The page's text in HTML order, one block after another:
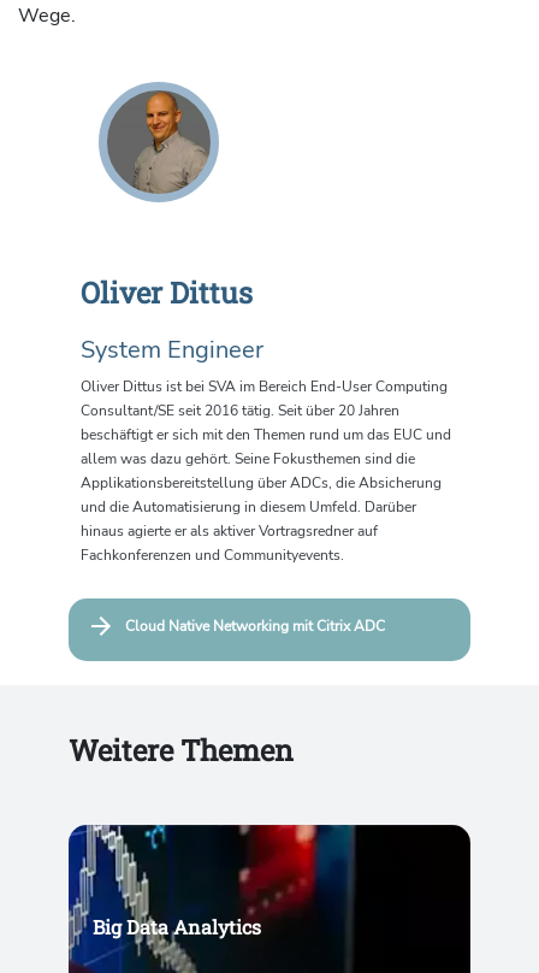
Wege.
Oliver Dittus
System Engineer
Oliver Dittus ist bei SVA im Bereich End-User Computing
Consultant/SE seit 2016 tätig. Seit über 20 Jahren
beschäftigt er sich mit den Themen rund um das EUC und
allem was dazu gehört. Seine Fokusthemen sind die
Applikationsbereitstellung über ADCs, die Absicherung
und die Automatisierung in diesem Umfeld. Darüber
hinaus agierte er als aktiver Vortragsredner auf
Fachkonferenzen und Communityevents.
Cloud Native Networking mit Citrix ADC
Weitere Themen
Big Data Analytics